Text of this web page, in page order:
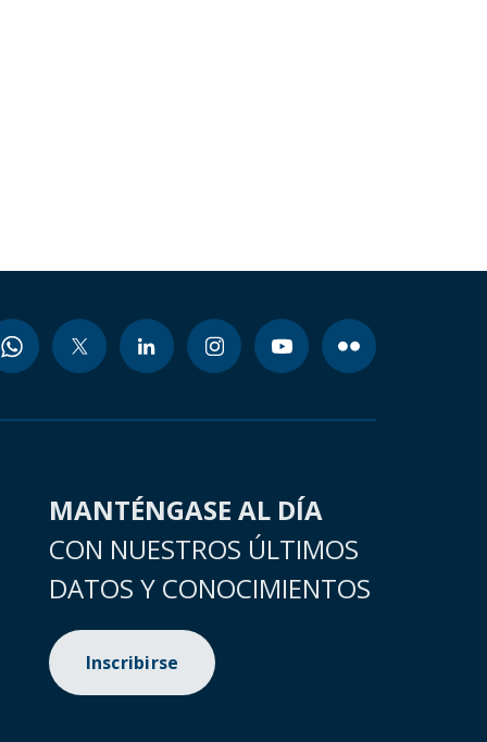
MANTÉNGASE AL DÍA
CON NUESTROS ÚLTIMOS
DATOS Y CONOCIMIENTOS
Inscribirse